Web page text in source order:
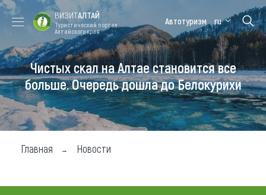
Форум VISIT
ALTAI
Цветение
маральника
Медицинский
форум
Алтайская
зимовка
Туры
Где побывать
Чем заняться
Где остановиться
ВИЗИТАЛТАЙ
Туристический портал
Алтайского края
Автотуризм ru
Чистых скал на Алтае становится все
больше. Очередь дошла до Белокурихи
Главная Новости